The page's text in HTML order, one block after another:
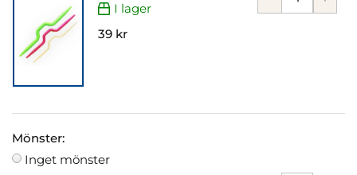
I lager
39 kr
Mönster:
Inget mönster